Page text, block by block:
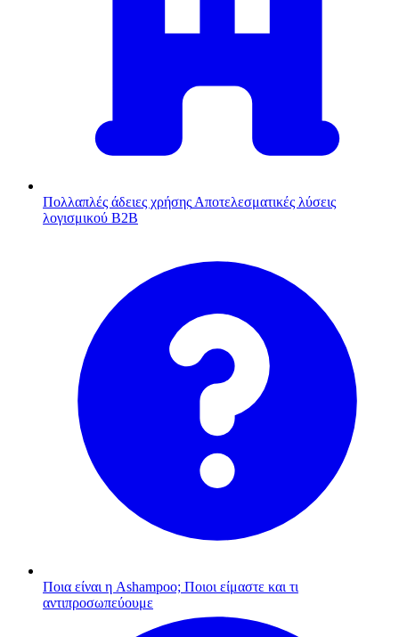
Πολλαπλές άδειες χρήσης Αποτελεσματικές λύσεις
λογισμικού B2B
Ποια είναι η Ashampoo; Ποιοι είμαστε και τι
αντιπροσωπεύουμε